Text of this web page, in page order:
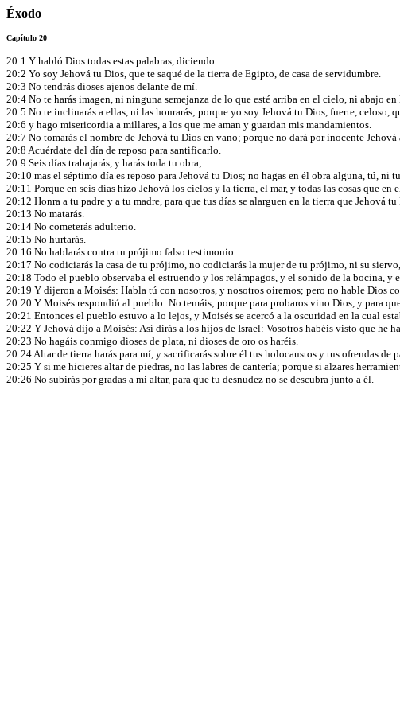
Éxodo
Capítulo 20
20:1 Y habló Dios todas estas palabras, diciendo:
20:2 Yo soy Jehová tu Dios, que te saqué de la tierra de Egipto, de casa de servidumbre.
20:3 No tendrás dioses ajenos delante de mí.
20:4 No te harás imagen, ni ninguna semejanza de lo que esté arriba en el cielo, ni abajo
20:5 No te inclinarás a ellas, ni las honrarás; porque yo soy Jehová tu Dios, fuerte, celoso,
20:6 y hago misericordia a millares, a los que me aman y guardan mis mandamientos.
20:7 No tomarás el nombre de Jehová tu Dios en vano; porque no dará por inocente
20:8 Acuérdate del día de reposo para santificarlo.
20:9 Seis días trabajarás, y harás toda tu obra;
20:10 mas el séptimo día es reposo para Jehová tu Dios; no hagas en él obra alguna, tú,
20:11 Porque en seis días hizo Jehová los cielos y la tierra, el mar, y todas las cosas que
20:12 Honra a tu padre y a tu madre, para que tus días se alarguen en la tierra que Jehová tu
20:13 No matarás.
20:14 No cometerás adulterio.
20:15 No hurtarás.
20:16 No hablarás contra tu prójimo falso testimonio.
20:17 No codiciarás la casa de tu prójimo, no codiciarás la mujer de tu prójimo, ni su
20:18 Todo el pueblo observaba el estruendo y los relámpagos, y el sonido de la bocina,
20:19 Y dijeron a Moisés: Habla tú con nosotros, y nosotros oiremos; pero no hable Dios
20:20 Y Moisés respondió al pueblo: No temáis; porque para probaros vino Dios, y para
20:21 Entonces el pueblo estuvo a lo lejos, y Moisés se acercó a la oscuridad en la cual
20:22 Y Jehová dijo a Moisés: Así dirás a los hijos de Israel: Vosotros habéis visto que he
20:23 No hagáis conmigo dioses de plata, ni dioses de oro os haréis.
20:24 Altar de tierra harás para mí, y sacrificarás sobre él tus holocaustos y tus ofrendas
20:25 Y si me hicieres altar de piedras, no las labres de cantería; porque si alzares
20:26 No subirás por gradas a mi altar, para que tu desnudez no se descubra junto a él.